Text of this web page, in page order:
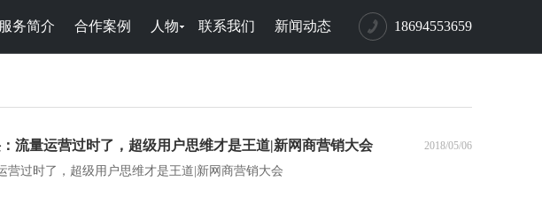
18694553659
服务简介 合作案例 人物 联系我们 新闻动态
流量运营过时了，超级用户思维才是王道|新网商营销大会 2018/05/06
营过时了，超级用户思维才是王道|新网商营销大会